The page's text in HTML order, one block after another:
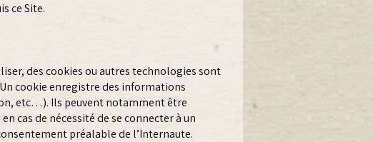
ce Site.
des cookies ou autres technologies sont
cookie enregistre des informations
etc…). Ils peuvent notamment être
cas de nécessité de se connecter à un
préalable de l’Internaute.